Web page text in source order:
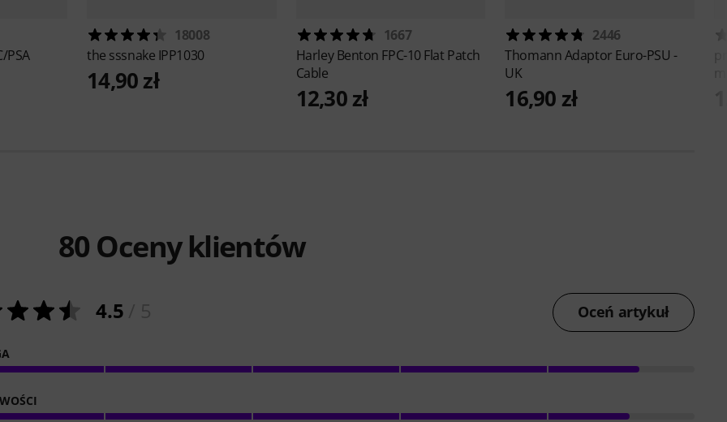
PSA
18008
the sssnake IPP1030
14,90 zł
1667
Harley Benton FPC-10 Flat Patch
Cable
12,30 zł
2446
ThomannAdaptor Euro-PSU -
UK
16,90 zł
80 Oceny klientów
4.5 Oceń artykuł